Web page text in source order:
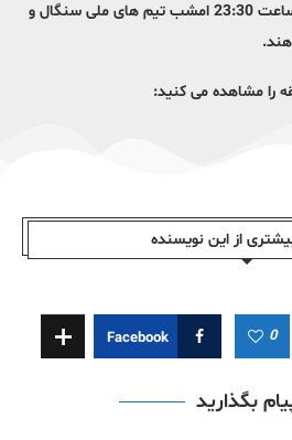
های جام ملت های آفریقا از ساعت 23:30 امشب تیم های ملی سنگال و
را مشاهده می کنید:
از این نویسندە
0
Facebook
بگذارید